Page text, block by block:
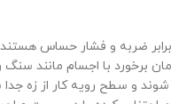
ضربه و فشار حساس
با اجسام مانند سنگ
و سطح رویه کار از زه جدا